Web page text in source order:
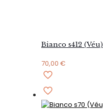
Bianco s412 (Véu)
70,00 €